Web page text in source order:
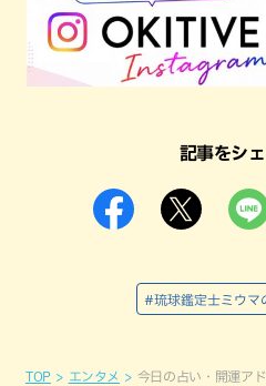
記事をシ
#琉球鑑定士ミウマ
TOP エンタメ
今日の占い・開運ア